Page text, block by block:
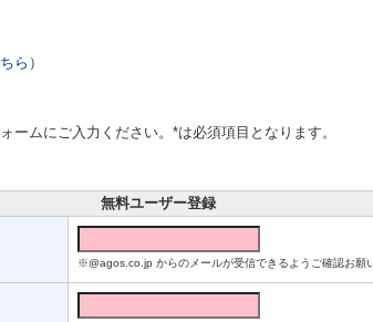
ら ）
ームにご入力ください。*は必須項目となります。
無料ユーザー登録
※@agos.co.jp からのメールが受信できるようご確認お願